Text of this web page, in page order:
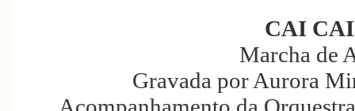
CAI
Marcha de
Gravada por Aurora
Acompanhamento da